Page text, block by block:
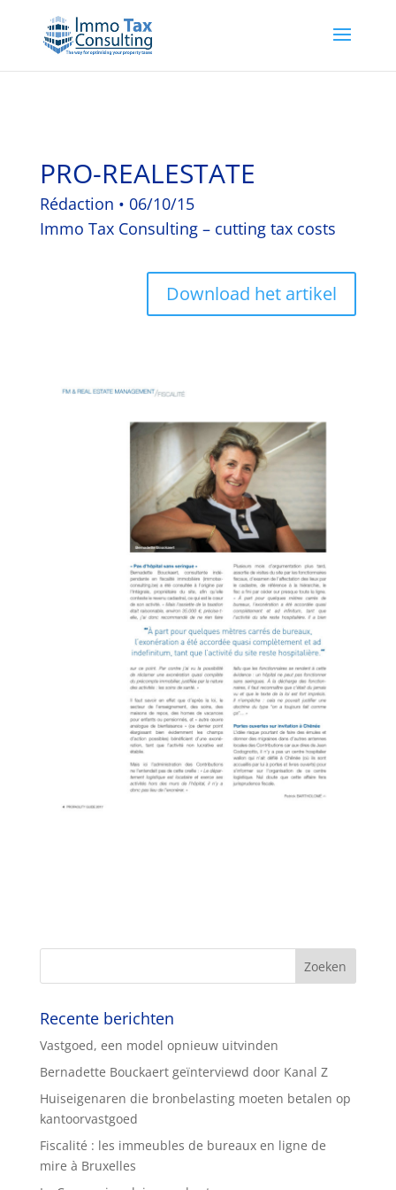
PRO-REALESTATE
Rédaction • 06/10/15
Immo Tax Consulting – cutting tax costs
Download het artikel
Recente berichten
Vastgoed, een model opnieuw uitvinden
Bernadette Bouckaert geïnterviewd door Kanal Z
Huiseigenaren die bronbelasting moeten betalen op
kantoorvastgoed
Fiscalité : les immeubles de bureaux en ligne de
mire à Bruxelles